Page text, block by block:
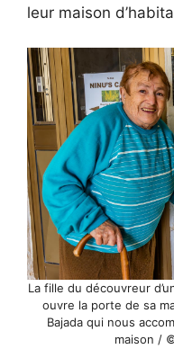
leur maison
La fille du découvreur
ouvre la porte de sa
Bajada qui nous
maison /